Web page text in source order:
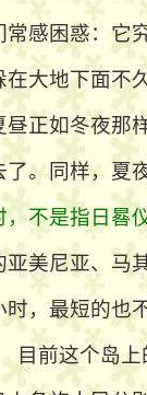
常感困惑：它
在大地下面不
昼正如冬夜那
了。同样，夏
，不是指日晷
亚美尼亚、马
时，最短的也
目前这个岛